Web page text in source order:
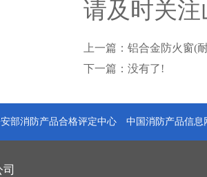
请及时关
上一篇： 铝合金防火窗(
下一篇：没有了!
部消防产品合格评定中心 中国消防产品信息